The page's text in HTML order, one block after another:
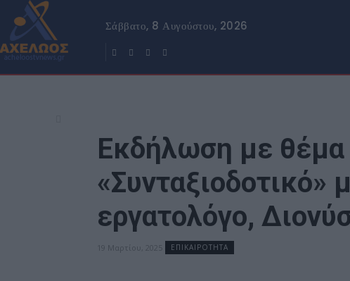
Σάββατο, 8 Αυγούστου, 2026
Εκδήλωση με θέμα
«Συνταξιοδοτικό»
εργατολόγο,
19 Μαρτίου, 2025 ΕΠΙΚΑΙΡΟΤΗΤΑ